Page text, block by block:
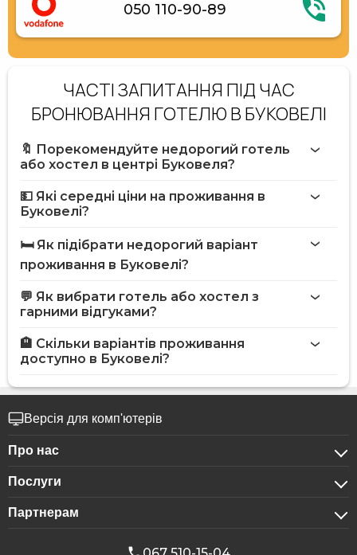
050 110-90-89
ЧАСТІ ЗАПИТАННЯ ПІД ЧАС
БРОНЮВАННЯ ГОТЕЛЮ В БУКОВЕЛІ
🔖 Порекомендуйте недорогий готель
або хостел в центрі Буковеля?
💵 Які середні ціни на проживання в
Буковелі?
🛏️ Як підібрати недорогий варіант
проживання в Буковелі?
💬 Як вибрати готель або хостел з
гарними відгуками?
🏨 Скільки варіантів проживання
доступно в Буковелі?
Версія для комп'ютерів
Про нас
Про компанію
Конфіденційність
Послуги
Для бізнес-клієнтів
Бронювання для груп
Партнерам